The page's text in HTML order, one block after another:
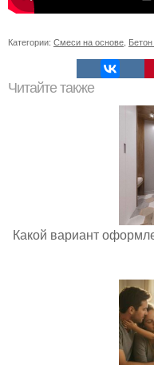
Категории: Смеси на основе
Читайте также
Какой вариант